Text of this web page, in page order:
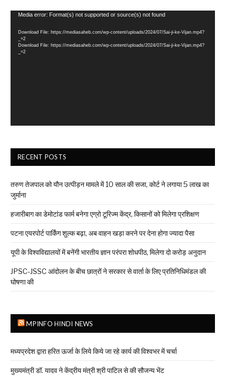
Video
Media error: Format(s) not supported or source(s) not found
Download File: https://mediasaheb.com/wp-content/uploads/2024/07/Sai-ji-ke-Vijan.mp4?
_=2
Download File: https://mediasaheb.com/wp-content/uploads/2024/07/Sai-ji-ke-Vijan.mp4?
_=2
RECENT POSTS
तरुण तेजपाल को यौन उत्पीड़न मामले में 10 साल की सजा, कोर्ट ने लगाया ₹5 लाख का
जुर्माना
हजारीबाग का डेमोटांड फार्म बनेगा एग्रो टूरिज्म केंद्र, किसानों को मिलेगा प्रशिक्षण
पटना एयरपोर्ट पार्किंग शुल्क बढ़ा, अब वाहन खड़ा करने पर देना होगा ज्यादा पैसा
यूपी के विश्वविद्यालयों में बनेंगी भारतीय ज्ञान परंपरा शोधपीठ, मिलेगा दो करोड़ अनुदान
JPSC-JSSC आंदोलन के बीच छात्रों ने सरकार से वार्ता के लिए प्रतिनिधिमंडल की
घोषणा की
MPINFO HINDI NEWS
मध्यप्रदेश द्वारा हरित ऊर्जा के लिये किये जा रहे कार्य की विश्वभर में चर्चा
मुख्यमंत्री डॉ. यादव ने केंद्रीय मंत्री श्री पाटिल से की सौजन्य भेंट